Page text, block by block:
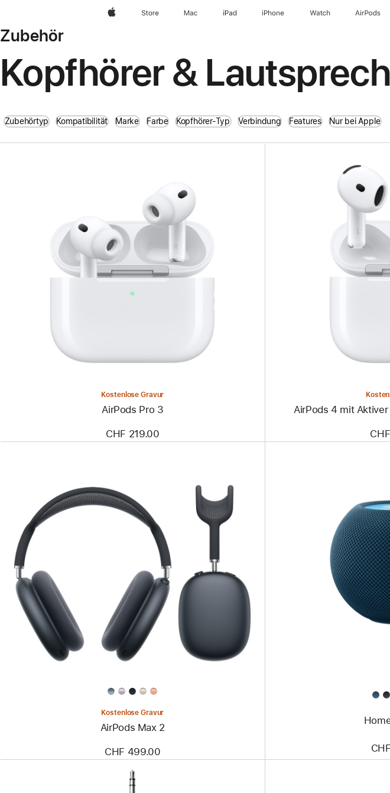
Apple Store Mac iPad iPhone Watch AirPods
Zubehör
Kopfhörer &
Zubehörtyp Kompatibilität Marke Farbe Kopfhörer-Typ Verbindung Features Nur bei Apple
Kostenlose Gravur
AirPods Pro 3
CHF 219.00
AirPods 4 mit
Kostenlose Gravur
AirPods Max 2
CHF 499.00